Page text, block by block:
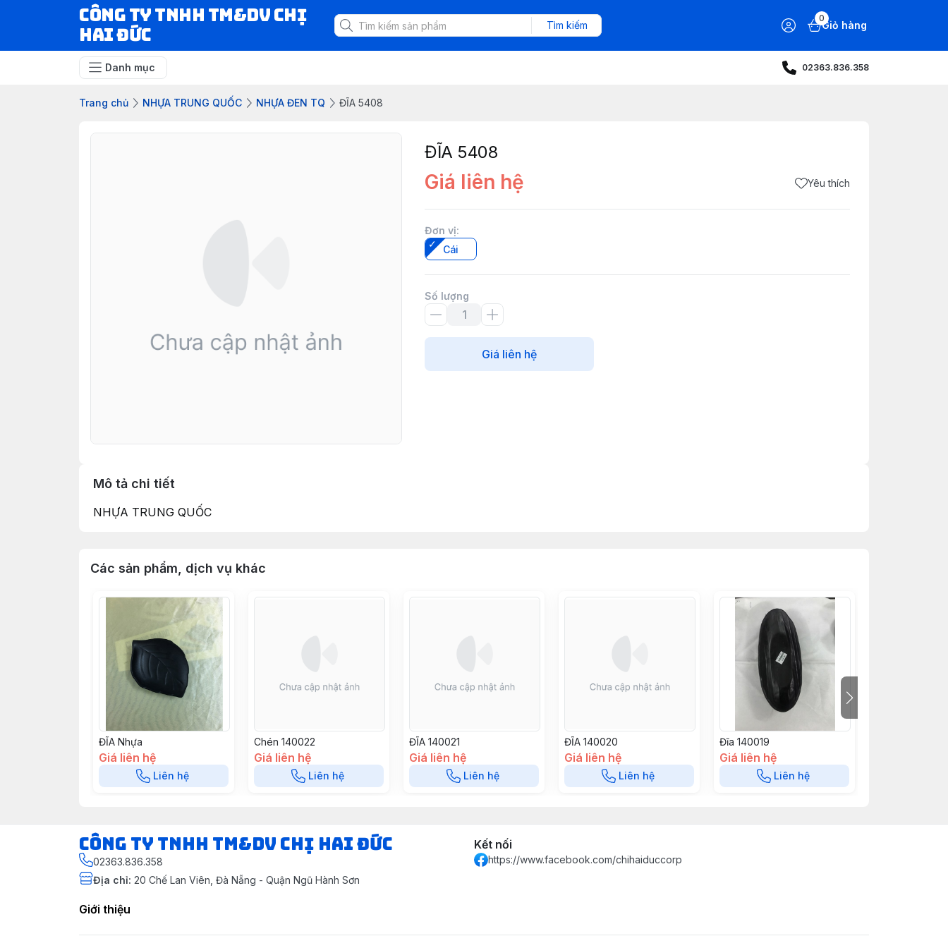
CÔNG TY TNHH TM&DV CHỊ
HAI ĐỨC
Tìm kiếm
0
Giỏ hàng
Danh mục 02363.836.358
Trang chủ NHỰA TRUNG QUỐC NHỰA ĐEN TQ ĐĨA 5408
ĐĨA 5408
Giá liên hệ Yêu thích
Đơn vị:
Cái
Số lượng
Giá liên hệ
Mô tả chi tiết
NHỰA TRUNG QUỐC
Các sản phẩm, dịch vụ khác
ĐĨA Nhựa
Giá liên hệ
Liên hệ
Chén 140022
Giá liên hệ
Liên hệ
ĐĨA 140021
Giá liên hệ
Liên hệ
ĐĨA 140020
Giá liên hệ
Liên hệ
Đĩa 140019
Giá liên hệ
Liên hệ
CÔNG TY TNHH TM&DV CHỊ HAI ĐỨC
02363.836.358
Địa chỉ: 20 Chế Lan Viên, Đà Nẵng - Quận Ngũ Hành Sơn
Kết nối
https://www.facebook.com/chihaiduccorp
Giới thiệu